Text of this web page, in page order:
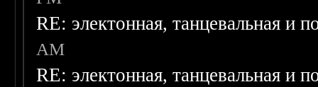
RE: электонная, танцевальная и
AM
RE: электонная, танцевальная и